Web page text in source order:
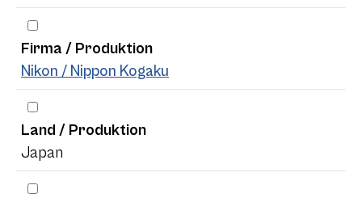
Firma / Produktion
Nikon / Nippon Kogaku
Land / Produktion
Japan